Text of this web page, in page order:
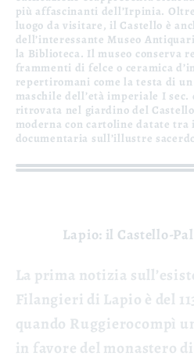
più affascinanti dell’Irpinia.
luogo da visitare, il Castello è
dell’interessante Museo
la Biblioteca. Il museo conserva
frammenti di felce o ceramica
repertiromani come la testa di
maschile dell’età imperiale I sec.
ritrovata nel giardino del
moderna con cartoline datate tra
documentaria sull’illustre
Lapio: il Castello-
La prima notizia
Filangieri di Lapio è del
quando Ruggierocompì
in favore delmonastero